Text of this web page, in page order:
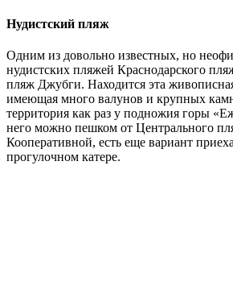
Нудистский пляж
Одним из довольно известных, но
нудистских пляжей Краснодарского
пляж Джубги. Находится эта
имеющая много валунов и крупных
территория как раз у подножия горы
него можно пешком от Центрального
Кооперативной, есть еще вариант
прогулочном катере.